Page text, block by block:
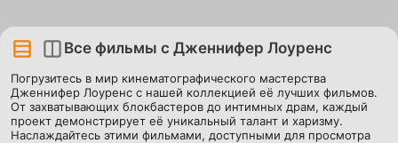
Все фильмы с Дженнифер Лоуренс
Погрузитесь в мир кинематографического мастерства
Дженнифер Лоуренс с нашей коллекцией её лучших фильмов.
От захватывающих блокбастеров до интимных драм, каждый
проект демонстрирует её уникальный талант и харизму.
Наслаждайтесь этими фильмами, доступными для просмотра